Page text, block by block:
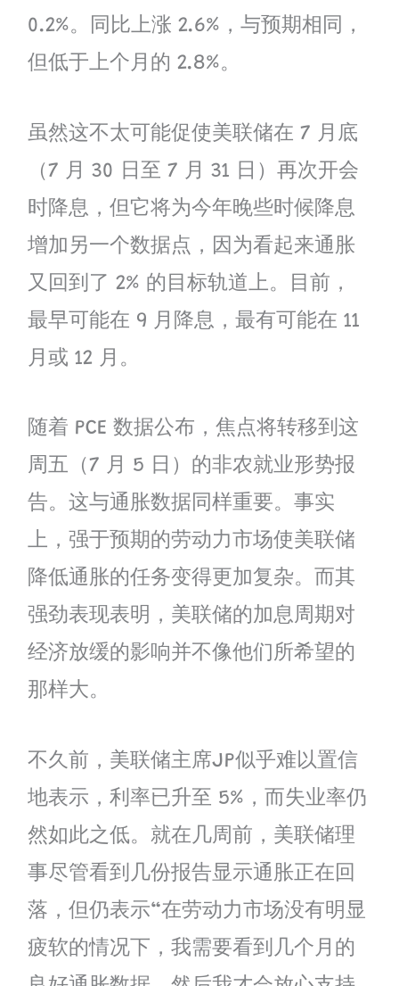
0.2%。同比上涨 2.6%，与预期相同，
但低于上个月的 2.8%。
虽然这不太可能促使美联储在 7 月底
（7 月 30 日至 7 月 31 日）再次开会
时降息，但它将为今年晚些时候降息
增加另一个数据点，因为看起来通胀
又回到了 2% 的目标轨道上。目前，
最早可能在 9 月降息，最有可能在 11
月或 12 月。
随着 PCE 数据公布，焦点将转移到这
周五（7 月 5 日）的非农就业形势报
告。这与通胀数据同样重要。事实
上，强于预期的劳动力市场使美联储
降低通胀的任务变得更加复杂。而其
强劲表现表明，美联储的加息周期对
经济放缓的影响并不像他们所希望的
那样大。
不久前，美联储主席JP似乎难以置信
地表示，利率已升至 5%，而失业率仍
然如此之低。就在几周前，美联储理
事尽管看到几份报告显示通胀正在回
落，但仍表示“在劳动力市场没有明显
疲软的情况下，我需要看到几个月的